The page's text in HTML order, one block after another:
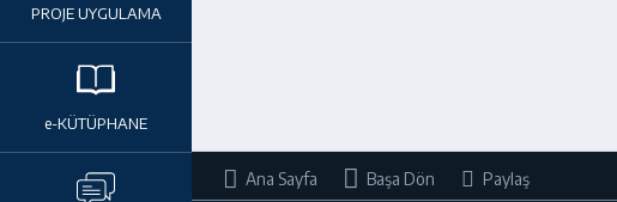
PROJE UYGULAMA
e-KÜTÜPHANE
Ana Sayfa Başa Dön Paylaş